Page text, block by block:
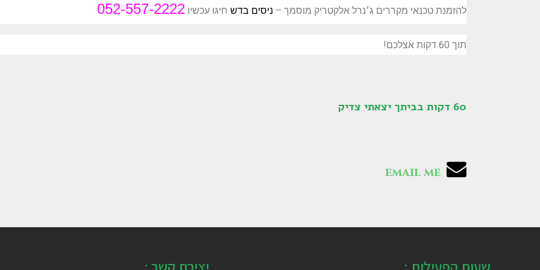
להזמנת טכנאי מקררים ג׳נרל אלקטריק מוסמך – ניסים בדש חיגו עכשיו 052-557-2222
תוך 60 דקות אצלכם!
60 דקות בביתך יצאתי צדיק
email me